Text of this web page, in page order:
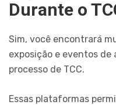
Durante o
Sim, você encontrará
exposição e eventos
processo de TCC.
Essas plataformas